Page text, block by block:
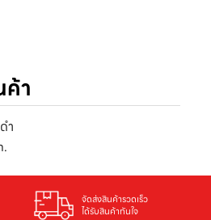
ค้า
ำ
จัดส่งสินค้ารวดเร็ว
ได้รับสินค้าทันใจ